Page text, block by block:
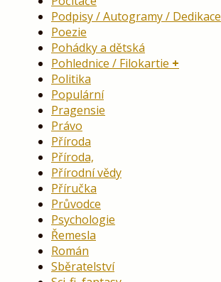
Podpisy / Autogramy / Dedikace
Poezie
Pohádky a dětská
Pohlednice / Filokartie
Politika
Populární
Pragensie
Právo
Příroda
Příroda,
Přírodní vědy
Příručka
Průvodce
Psychologie
Řemesla
Román
Sběratelství